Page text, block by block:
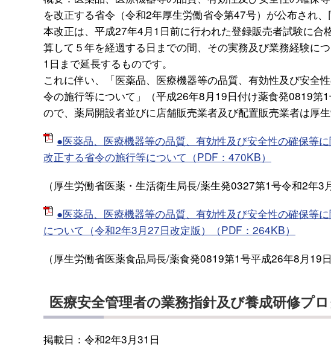
を改正する省令（令和2年厚生労働省令第47号）が公布され、
本改正は、平成27年4月1日前に行われた登録販売者試験に
算して５年を経過する日までの間、その実務及び業務経験に
1日まで延長するものです。
これに伴い、「医薬品、医療機器等の品質、有効性及び安全
令の施行等について」（平成26年8月19日付け薬食発0819第
ので、薬局開設者並びに店舗販売業者及び配置販売業者は厚
●医薬品、医療機器等の品質、有効性及び安全性の確保等
改正する省令の施行等について（PDF：470KB）
（厚生労働省医薬・生活衛生局長/薬生発0327第1号令和2年3
●医薬品、医療機器等の品質、有効性及び安全性の確保等
について（令和2年3月27日改定版）（PDF：264KB）
（厚生労働省医薬食品局長/薬食発0819第1号平成26年8月19日
医療安全管理者の業務指針及び養成研修プ
掲載日：令和2年3月31日